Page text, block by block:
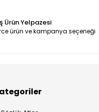
Ürün Yelpazesi
ürün ve kampanya seçeneği